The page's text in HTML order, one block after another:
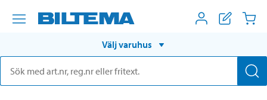
Välj varuhus